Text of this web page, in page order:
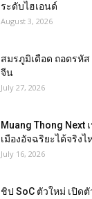
ระดับไฮเอนด์
August 3, 2026
สมรภูมิเดือด ถอดรหั
จีน
July 27, 2026
Muang Thong Next
เมืองอัจฉริยะได้จริงไ
July 16, 2026
ชิป SoC ตัวใหม่ เปิด